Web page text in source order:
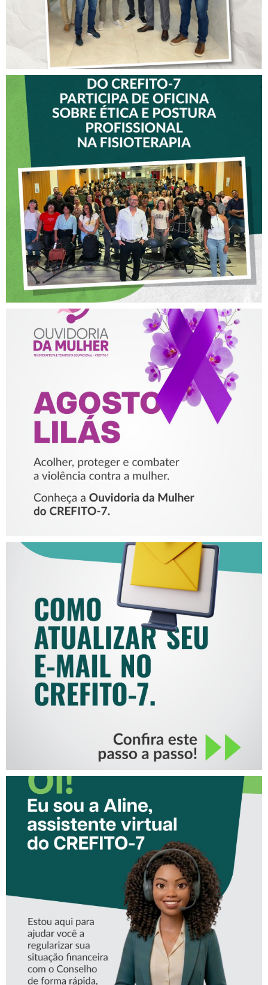
VICE-PRESIDENTE DO
CREFITO-7 PARTICIPA DE
OFICINA SOBRE ÉTICA E
POSTURA PROFISSIONAL
NA FISIOTERAPIA
AGOSTO LILÁS – ACOLHER,
PROTEGER E COMBATER A
VIOLÊNCIA CONTRA A
MULHER
COMO ATUALIZAR SEU E-
MAIL NO CREFITO-7
CONHEÇA A ‘ALINE’,
ASSISTENTE VIRTUAL DO
CREFITO-7